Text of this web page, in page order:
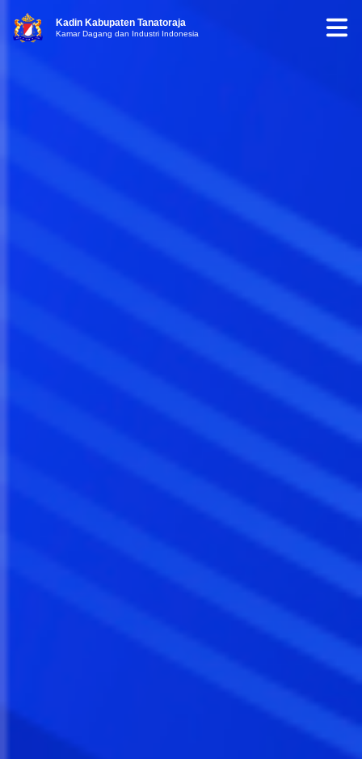
Kadin Kabupaten Tanatoraja
Kamar Dagang dan Industri Indonesia